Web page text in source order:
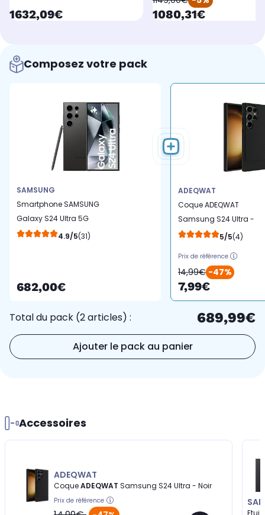
currentPrice
1632,09€ currentPrice
1080,31€
Composez votre pack
SAMSUNG
Smartphone SAMSUNG
Galaxy S24 Ultra 5G
512Go Noir 4.9/5(31)
682,00€
ADEQWAT
Coque ADEQWAT
Samsung S24 Ultra -
Noir
5/5(4)
Prix de référence
14,99€ -47%
7,99€
Total du pack (2 articles) : 689,99€
Ajouter le pack au panier
Accessoires
ADEQWAT
CoqueADEQWAT Samsung S24 Ultra - Noir
Prix de référence